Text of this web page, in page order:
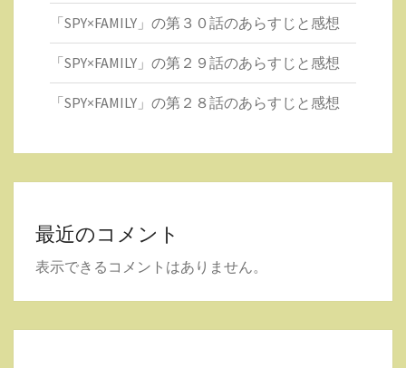
「SPY×FAMILY」の第３０話のあらすじと感想
「SPY×FAMILY」の第２９話のあらすじと感想
「SPY×FAMILY」の第２８話のあらすじと感想
最近のコメント
表示できるコメントはありません。